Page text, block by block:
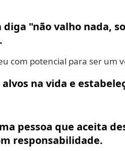
diga "não valho nada,
com potencial para ser um
alvos na vida e
pessoa que aceita
responsabilidade.